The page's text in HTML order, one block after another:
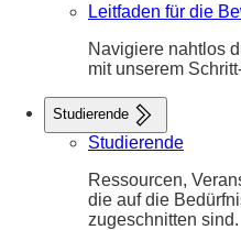
Leitfaden für die
Navigiere nahtlos
mit unserem
Studierende
Studierende
Ressourcen,
die auf die
zugeschnitten sind.